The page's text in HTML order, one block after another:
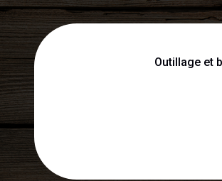
Outillage et